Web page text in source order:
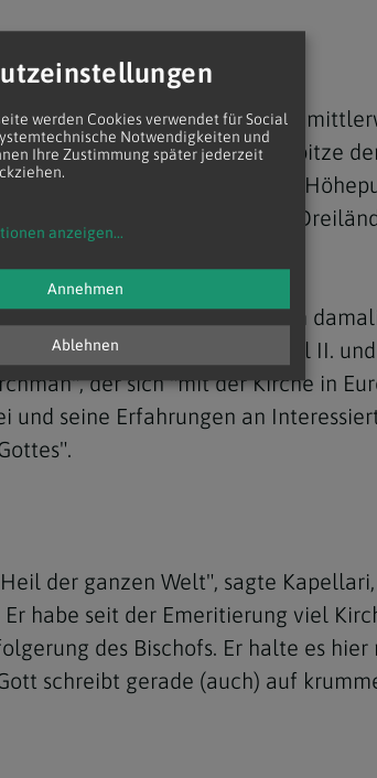
nächsten Lebensstation
zwei Jahrzehnten an der Spitze
selbst gespendet. Als
dessen Rahmen damals eine
Rücktrittsgesuch 2015 vom
wie zuvor Johannes Paul II.
der sich "mit der Kirche in
seine Erfahrungen an
der ganzen Welt", sagte
habe seit der Emeritierung viel
des Bischofs. Er halte es
schreibt gerade (auch) auf
werden Cookies verwendet für Social
Notwendigkeiten und
Ihre Zustimmung später jederzeit
anzeigen...
Ablehnen
Annehmen